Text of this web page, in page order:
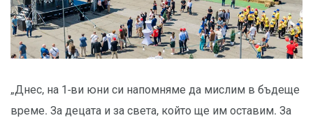
„Днес, на 1-ви юни си напомняме да мислим в бъдеще
време. За децата и за света, който ще им оставим. За